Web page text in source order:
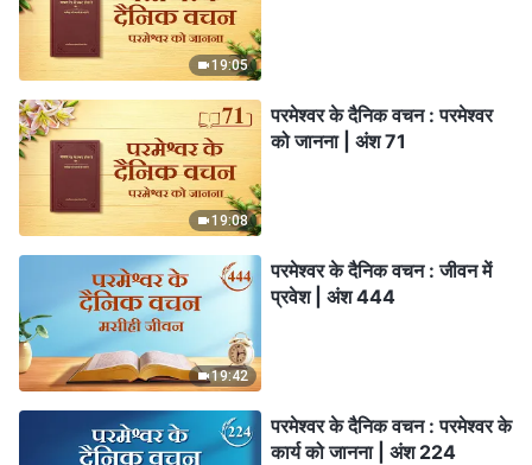
19:05
19:08
परमेश्वर के दैनिक वचन : परमेश्वर
को जानना | अंश 71
19:42
परमेश्वर के दैनिक वचन : जीवन में
प्रवेश | अंश 444
परमेश्वर के दैनिक वचन : परमेश्वर के
कार्य को जानना | अंश 224